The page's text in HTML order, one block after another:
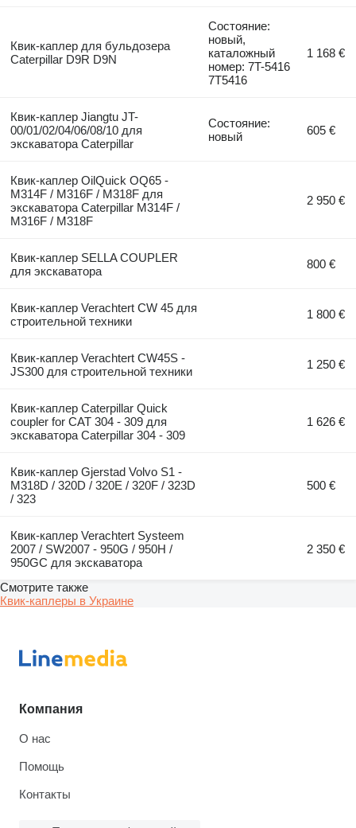
Квик-каплер для бульдозера
Caterpillar D9R D9N
Состояние:
новый,
каталожный
номер: 7T-5416
7T5416
1 168 €
Квик-каплер Jiangtu JT-
00/01/02/04/06/08/10 для
экскаватора Caterpillar
Состояние:
новый
605 €
Квик-каплер OilQuick OQ65 -
M314F / M316F / M318F для
экскаватора Caterpillar M314F /
M316F / M318F
2 950 €
Квик-каплер SELLA COUPLER
для экскаватора
800 €
Квик-каплер Verachtert CW 45 для
строительной техники
1 800 €
Квик-каплер Verachtert CW45S -
JS300 для строительной техники
1 250 €
Квик-каплер Caterpillar Quick
coupler for CAT 304 - 309 для
экскаватора Caterpillar 304 - 309
1 626 €
Квик-каплер Gjerstad Volvo S1 -
M318D / 320D / 320E / 320F / 323D
/ 323
500 €
Квик-каплер Verachtert Systeem
2007 / SW2007 - 950G / 950H /
950GC для экскаватора
2 350 €
Смотрите также
Квик-каплеры в Украине
Компания
О нас
Помощь
Контакты